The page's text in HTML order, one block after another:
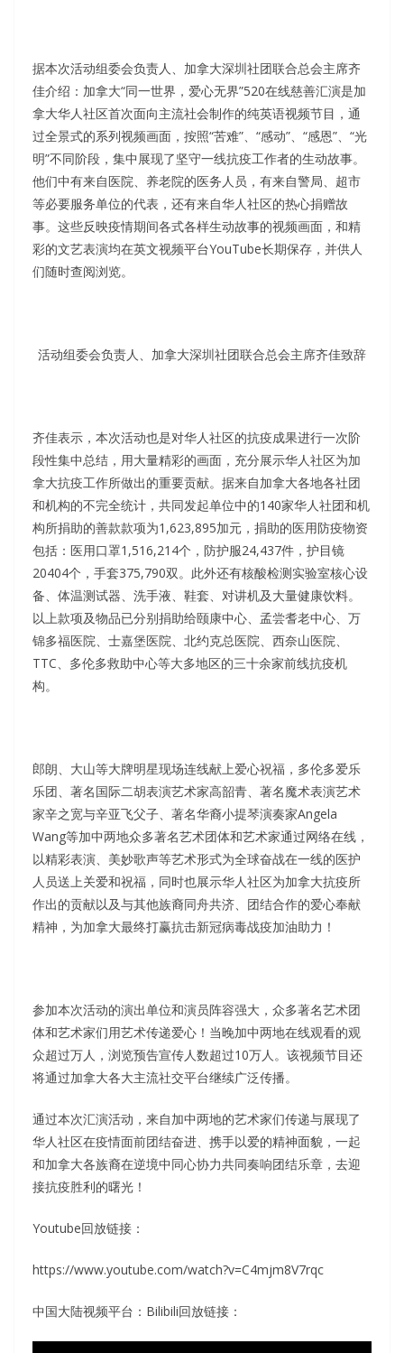
据本次活动组委会负责人、加拿大深圳社团联合总会主席齐
佳介绍：加拿大“同一世界，爱心无界”520在线慈善汇演是加
拿大华人社区首次面向主流社会制作的纯英语视频节目，通
过全景式的系列视频画面，按照“苦难”、“感动”、“感恩”、“光
明”不同阶段，集中展现了坚守一线抗疫工作者的生动故事。
他们中有来自医院、养老院的医务人员，有来自警局、超市
等必要服务单位的代表，还有来自华人社区的热心捐赠故
事。这些反映疫情期间各式各样生动故事的视频画面，和精
彩的文艺表演均在英文视频平台YouTube长期保存，并供人
们随时查阅浏览。
活动组委会负责人、加拿大深圳社团联合总会主席齐佳致辞
齐佳表示，本次活动也是对华人社区的抗疫成果进行一次阶
段性集中总结，用大量精彩的画面，充分展示华人社区为加
拿大抗疫工作所做出的重要贡献。据来自加拿大各地各社团
和机构的不完全统计，共同发起单位中的140家华人社团和机
构所捐助的善款款项为1,623,895加元，捐助的医用防疫物资
包括：医用口罩1,516,214个，防护服24,437件，护目镜
20404个，手套375,790双。此外还有核酸检测实验室核心设
备、体温测试器、洗手液、鞋套、对讲机及大量健康饮料。
以上款项及物品已分别捐助给颐康中心、孟尝耆老中心、万
锦多福医院、士嘉堡医院、北约克总医院、西奈山医院、
TTC、多伦多救助中心等大多地区的三十余家前线抗疫机
构。
郎朗、大山等大牌明星现场连线献上爱心祝福，多伦多爱乐
乐团、著名国际二胡表演艺术家高韶青、著名魔术表演艺术
家辛之宽与辛亚飞父子、著名华裔小提琴演奏家Angela
Wang等加中两地众多著名艺术团体和艺术家通过网络在线，
以精彩表演、美妙歌声等艺术形式为全球奋战在一线的医护
人员送上关爱和祝福，同时也展示华人社区为加拿大抗疫所
作出的贡献以及与其他族裔同舟共济、团结合作的爱心奉献
精神，为加拿大最终打赢抗击新冠病毒战疫加油助力！
参加本次活动的演出单位和演员阵容强大，众多著名艺术团
体和艺术家们用艺术传递爱心！当晚加中两地在线观看的观
众超过万人，浏览预告宣传人数超过10万人。该视频节目还
将通过加拿大各大主流社交平台继续广泛传播。
通过本次汇演活动，来自加中两地的艺术家们传递与展现了
华人社区在疫情面前团结奋进、携手以爱的精神面貌，一起
和加拿大各族裔在逆境中同心协力共同奏响团结乐章，去迎
接抗疫胜利的曙光！
Youtube回放链接：
https://www.youtube.com/watch?v=C4mjm8V7rqc
中国大陆视频平台：Bilibili回放链接：